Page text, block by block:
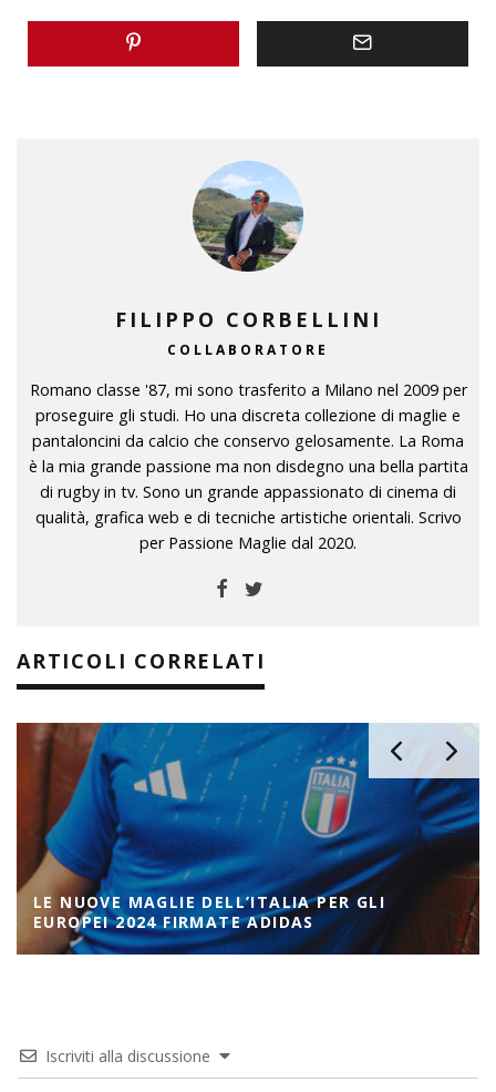
FILIPPO CORBELLINI
COLLABORATORE
Romano classe '87, mi sono trasferito a Milano nel 2009 per
proseguire gli studi. Ho una discreta collezione di maglie e
pantaloncini da calcio che conservo gelosamente. La Roma
è la mia grande passione ma non disdegno una bella partita
di rugby in tv. Sono un grande appassionato di cinema di
qualità, grafica web e di tecniche artistiche orientali. Scrivo
per Passione Maglie dal 2020.
ARTICOLI CORRELATI
LE NUOVE MAGLIE DELL’ITALIA PER GLI
EUROPEI 2024 FIRMATE ADIDAS
Iscriviti alla discussione